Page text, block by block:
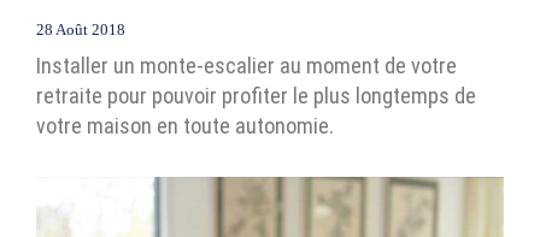
28 Août 2018
Installer un monte-escalier au moment de votre
retraite pour pouvoir profiter le plus longtemps de
votre maison en toute autonomie.